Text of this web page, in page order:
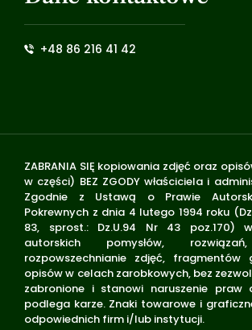
+48 86 216 41 42
ZABRANIA SIĘ kopiowania zdjęć oraz
w części) BEZ ZGODY właściciela i
Zgodnie z Ustawą o Prawie
Pokrewnych z dnia 4 lutego 1994 roku
83, sprost.: Dz.U.94 Nr 43 poz.170)
autorskich pomysłów,
rozpowszechnianie zdjęć, fragmentów
opisów w celach zarobkowych, bez
zabronione i stanowi naruszenie praw
podlega karze. Znaki towarowe i
odpowiednich firm i/lub instytucji.